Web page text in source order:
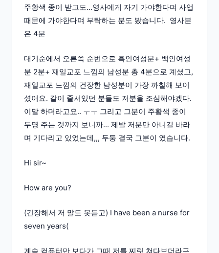
주황색 종이 받고도...영사에게 자기 가야한다며 사업
때문에 가야한다며 부탁하는 분도 봤습니다. 영사분
은 4분
대기순에서 오른쪽 순번으로 흑인여성분+ 백인여성
분 2분+ 재일교포 느낌의 남성분 총 4분으로 계셨고,
재일교포 느낌의 건장한 남성분이 가장 까칠해 보이
셨어요. 같이 줄서있던 분들도 저분을 조심해야겠다.
이말 하더라고요.. ㅜㅜ 그리고 그분이 주황색 종이
두명 주는 것까지 보니까... 제발 저분만 아니길 바라
며 기다리고 있었는데,,, 두둥 결국 그분이 였습니다.
Hi sir~
How are you?
(긴장해서 저 말도 못듣고) I have been a nurse for
seven years(
계속 컴퓨터만 보다가 그때 저를 찌릿 쳐다보더라구